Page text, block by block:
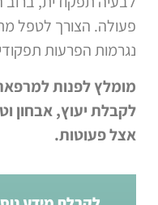
פעולה. הצורך לטפל
נגרמות הפרעות
מומלץ לפנות
לקבלת יעוץ, אבחון
אצל פעוטות.